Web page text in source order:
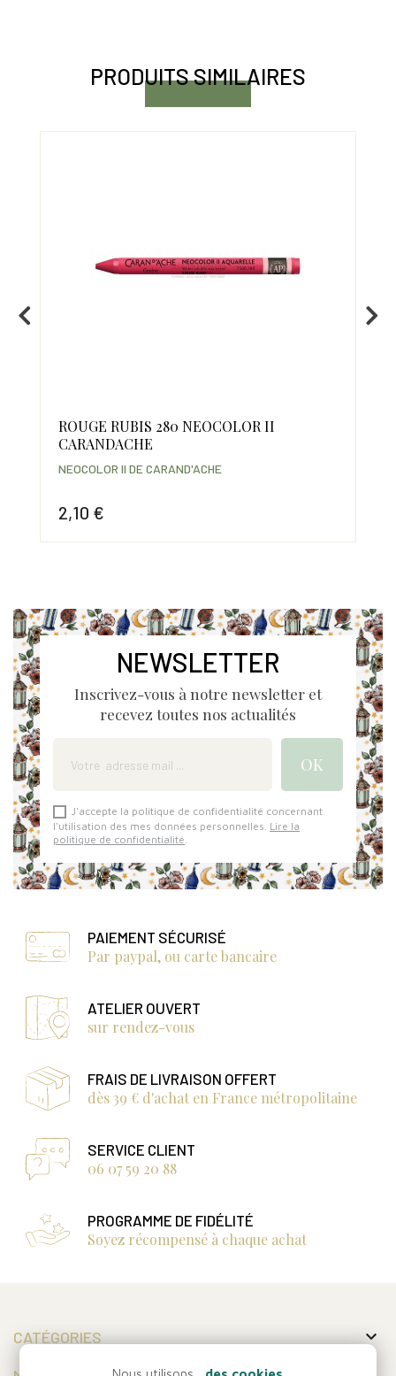
PRODUITS SIMILAIRES
ROUGE RUBIS 280 NEOCOLOR II
CARANDACHE
2,10 €
NEOCOLOR II DE CARAND'ACHE
NEWSLETTER
Inscrivez-vous à notre newsletter et
recevez toutes nos actualités
J'accepte la politique de confidentialité concernant
l'utilisation des mes données personnelles. Lire la
politique de confidentialité
PAIEMENT SÉCURISÉ
Par paypal, ou carte bancaire
ATELIER OUVERT
sur rendez-vous
FRAIS DE LIVRAISON OFFERT
dès 39 € d'achat en France métropolitaine
SERVICE CLIENT
06 07 59 20 88
PROGRAMME DE FIDÉLITÉ
Soyez récompensé à chaque achat
CATÉGORIES 